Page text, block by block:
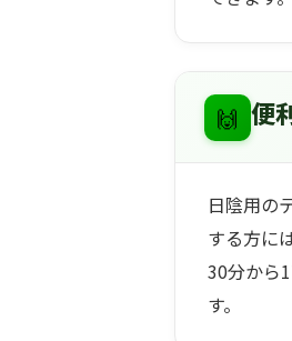
🙌 便
日陰用の
する方に
30分から
す。